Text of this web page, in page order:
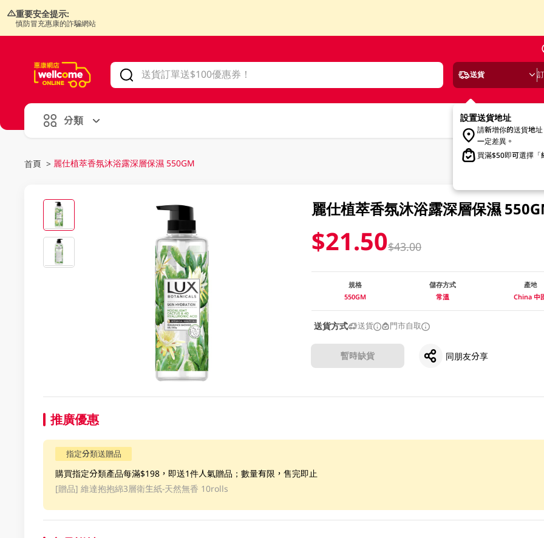
重要安全提示:
慎防冒充惠康的詐騙網站
送貨
設置送貨地址
請新增你的送貨地
一定差異。
買滿$50即可選擇「
分類
首頁 > 麗仕植萃香氛沐浴露深層保濕 550GM
麗仕植萃香氛沐浴露深層保濕
$21.50$43.00
規格
550GM
儲存方式
常溫
產地
China 中
送貨方式 送貨 門市自取
暫時缺貨 同朋友分享
推廣優惠
指定分類送贈品
購買指定分類產品每滿$198，即送1件人氣贈品；數量有限，售完即止
[贈品] 維達抱抱綿3層衛生紙-天然無香 10rolls